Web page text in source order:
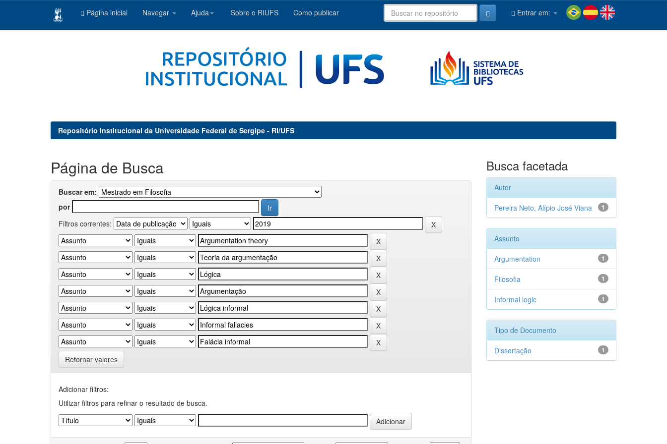
Página inicial Navegar Ajuda Sobre o RIUFS Como publicar Entrar em:
Repositório Institucional da Universidade Federal de Sergipe - RI/UFS
Página de Busca
Buscar em:
por
Filtros correntes:
Retornar valores
Adicionar filtros:
Utilizar filtros para refinar o resultado de busca.
Busca facetada
Autor
1
Pereira Neto, Alípio José Viana
Assunto
1
Argumentation
1
Filosofia
1
Informal logic
Tipo de Documento
1
Dissertação